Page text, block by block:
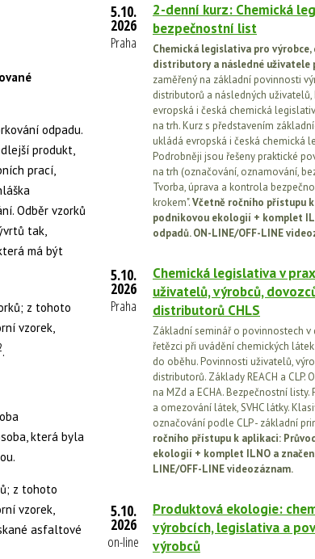
odpadu.
produkt,
prací,
Odběr vzorků
tak,
má být
z tohoto
vzorek,
.
která byla
z tohoto
vzorek,
asfaltové
5.10.
2026
Praha
2-denní kurz: Chemická
bezpečnostní list
Chemická legislativa pro výrobce,
distributory a následné uživatele
zaměřený na základní povinnosti
distributorů a následných uživatelů,
evropská i česká chemická
na trh. Kurz s představením
ukládá evropská i česká chemická
Podrobněji jsou řešeny praktické
na trh (označování, oznamování,
Tvorba, úprava a kontrola
krokem".Včetně ročního přístupu
podnikovou ekologií + komplet
odpadů. ON-LINE/OFF-LINE
5.10.
2026
Praha
Chemická legislativa v
uživatelů, výrobců,
distributorů CHLS
Základní seminář o povinnostech v
řetězci při uvádění chemických
do oběhu. Povinnosti uživatelů,
distributorů. Základy REACH a CLP.
na MZd a ECHA. Bezpečnostní
a omezování látek, SVHC látky.
označování podle CLP - základní
ročního přístupu k aplikaci:
ekologií + komplet ILNO a
LINE/OFF-LINE videozáznam.
5.10.
2026
on-line
Produktová ekologie:
výrobcích, legislativa a
výrobců